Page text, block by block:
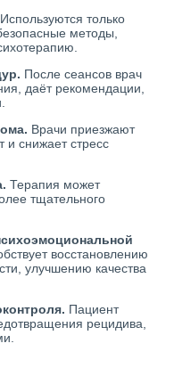
Используются только
методы,
После сеансов врач
даёт рекомендации,
Врачи приезжают
снижает стресс
Терапия может
тщательного
восстановлению
улучшению качества
Пациент
рецидива,